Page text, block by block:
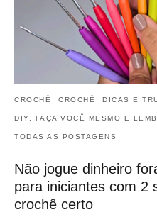
CROCHÊ CROCHÊ DICAS E
DIY, FAÇA VOCÊ MESMO E
TODAS AS POSTAGENS
Não jogue dinheiro
para iniciantes com 2
crochê certo